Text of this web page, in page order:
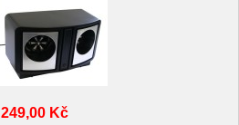
249,00 Kč